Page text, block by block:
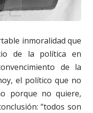
inmoralidad que
de la política en
de la
el político que no
porque no quiere,
“todos son